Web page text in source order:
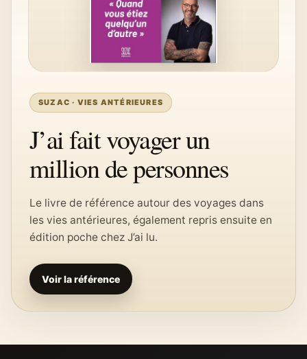
SUZAC · VIES ANTÉRIEURES
J’ai fait voyager un
million de personnes
Le livre de référence autour des voyages dans
les vies antérieures, également repris ensuite en
édition poche chez J’ai lu.
Voir la référence